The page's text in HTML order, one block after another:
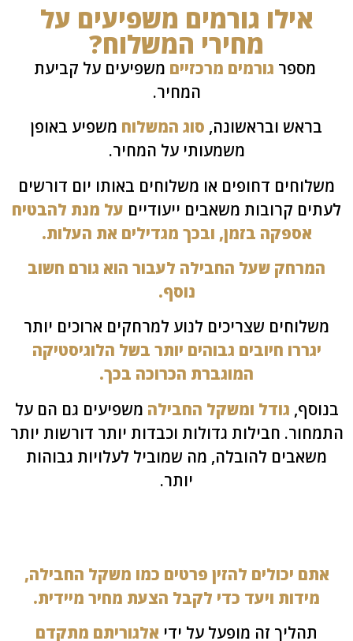
אילו גורמים משפיעים על
מחירי המשלוח?
מספרגורמים מרכזייםמשפיעים על קביעת
המחיר.
ובראשונה,סוג המשלוחמשפיע באופן
משמעותי על המחיר.
דחופים או משלוחים באותו יום דורשים
קרובות משאבים ייעודייםעל מנת להבטיח
אספקה בזמן, ובכך מגדילים את העלות.
שעל החבילה לעבור הוא גורם חשוב
נוסף.
שצריכים לנוע למרחקים ארוכים יותר
חיובים גבוהים יותר בשל הלוגיסטיקה
המוגברת הכרוכה בכך.
גודל ומשקל החבילהמשפיעים גם הם על
חבילות גדולות וכבדות יותר דורשות יותר
להובלה, מה שמוביל לעלויות גבוהות
יכולים להזין פרטים כמו משקל החבילה,
מידות ויעד כדי לקבל הצעת מחיר מיידית.
תהליך זה מופעל על ידיאלגוריתם מתקדם